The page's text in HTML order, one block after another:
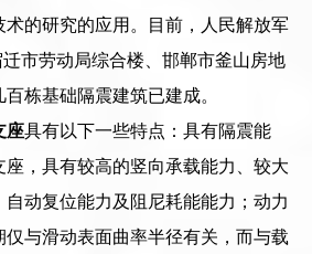
的研究的应用。目前，人民解放军
市劳动局综合楼、邯郸市釜山房地
栋基础隔震建筑已建成。
座具有以下一些特点：具有隔震能
，具有较高的竖向承载能力、较大
动复位能力及阻尼耗能能力；动力
与滑动表面曲率半径有关，而与载